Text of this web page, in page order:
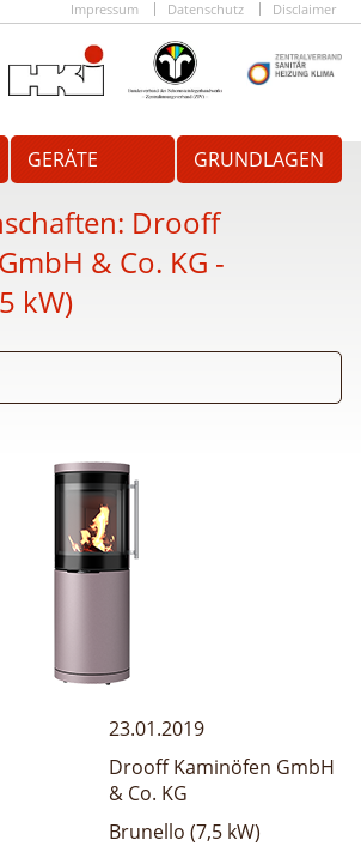
Impressum Datenschutz Disclaimer
GERÄTE GRUNDLAGEN
Drooff
& Co. KG -
kW)
23.01.2019
Drooff Kaminöfen GmbH
& Co. KG
Brunello (7,5 kW)